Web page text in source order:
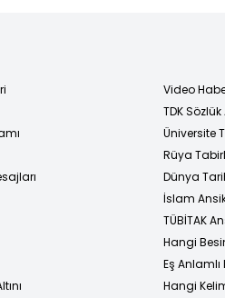
Video
TDK
Üniversite
Rüya
Dünya
İslam
TÜBİTAK
Hangi
Eş
Hangi